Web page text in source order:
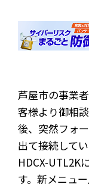
芦屋市の事業
客様より御相
後、突然フォ
出て接続して
HDCX-UTL2K
す。新メニュ